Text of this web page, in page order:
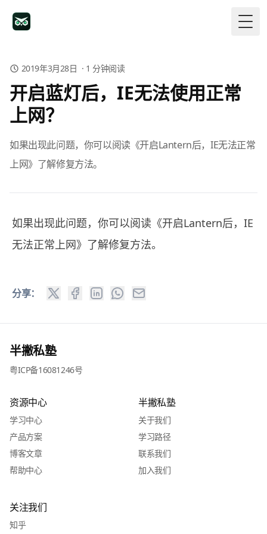
2019年3月28日 · 1 分钟阅读
开启蓝灯后，IE无法使用正常
上网？
如果出现此问题，你可以阅读《开启Lantern后，IE无法正常
上网》了解修复方法。
如果出现此问题，你可以阅读《开启Lantern后，IE
无法正常上网》了解修复方法。
分享：
半撇私塾
粤ICP备16081246号
资源中心
学习中心
产品方案
博客文章
帮助中心
半撇私塾
关于我们
学习路径
联系我们
加入我们
关注我们
知乎